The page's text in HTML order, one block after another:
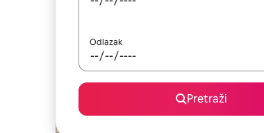
Odlazak
Pretraži